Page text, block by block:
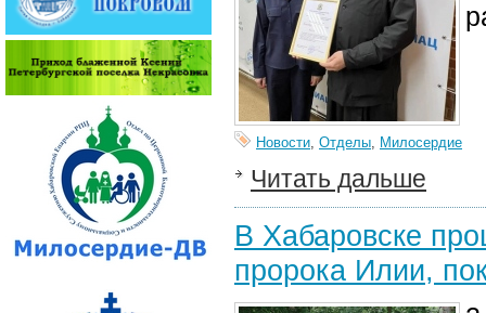
Новости, Отделы, Милосердие
Читать дальше
В Хабаровске
пророка Илии,